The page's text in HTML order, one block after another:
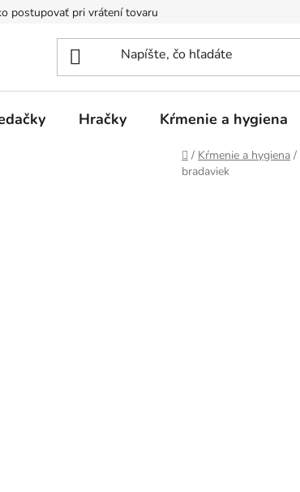
postupovať pri vrátení tovaru
Hračky Kŕmenie a hygiena
Domov
/ Kŕmenie a hygiena /
bradaviek